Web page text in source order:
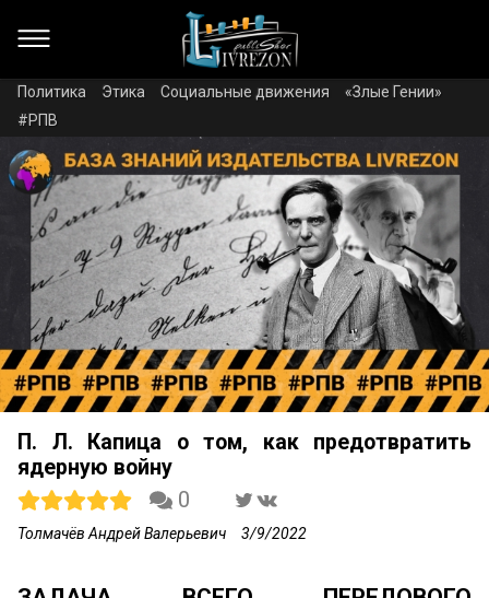
Политика Этика Социальные движения
«Злые Гении»
#РПВ
П. Л. Капица о том, как предотвратить
ядерную войну
0
Толмачёв Андрей Валерьевич 3/9/2022